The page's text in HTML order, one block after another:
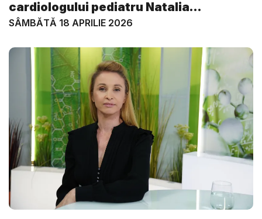
cardiologului pediatru Natalia
Gavriliuc...
SÂMBĂTĂ 18 APRILIE 2026